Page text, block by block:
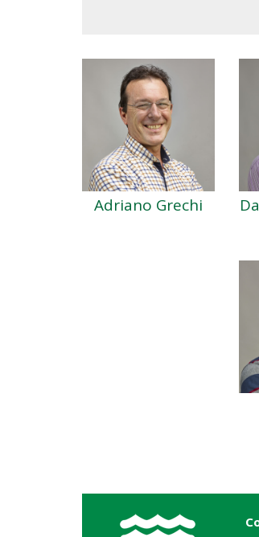
Adriano Grechi